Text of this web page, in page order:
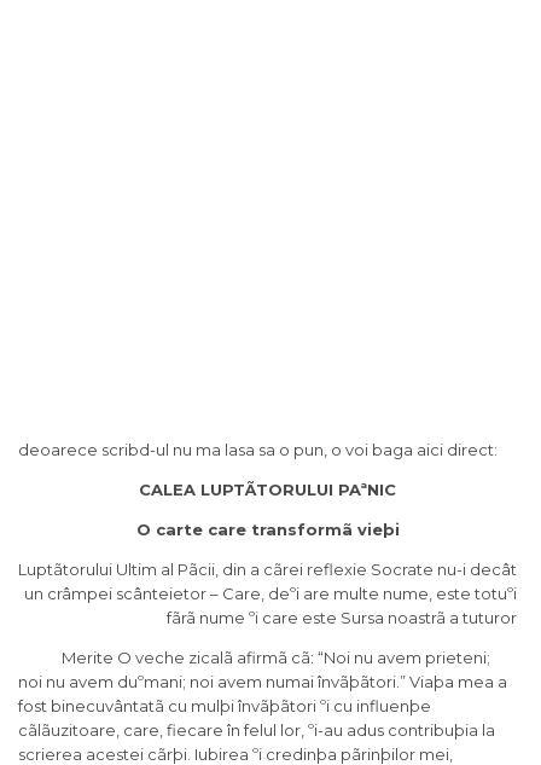
deoarece scribd-ul nu ma lasa sa o pun, o voi baga aici direct:
CALEA LUPTÃTORULUI PAªNIC
O carte care transformã vieþi
Luptãtorului Ultim al Pãcii, din a cãrei reflexie Socrate nu-i decât
un crâmpei scânteietor – Care, deºi are multe nume, este totuºi
fãrã nume ºi care este Sursa noastrã a tuturor
Merite O veche zicalã afirmã cã: “Noi nu avem prieteni;
noi nu avem duºmani; noi avem numai învãþãtori.” Viaþa mea a
fost binecuvântatã cu mulþi învãþãtori ºi cu influenþe
cãlãuzitoare, care, fiecare în felul lor, ºi-au adus contribuþia la
scrierea acestei cãrþi. Iubirea ºi credinþa pãrinþilor mei,